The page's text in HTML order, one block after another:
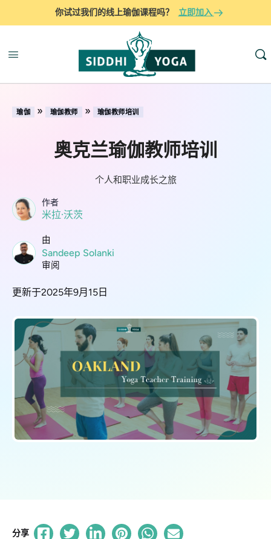
你试过我们的线上瑜伽课程吗？ 立即加入
瑜伽 » 瑜伽教师 » 瑜伽教师培训
奥克兰瑜伽教师培训
个人和职业成长之旅
作者
米拉·沃茨
由
Sandeep Solanki
审阅
更新于2025年9月15日
分享